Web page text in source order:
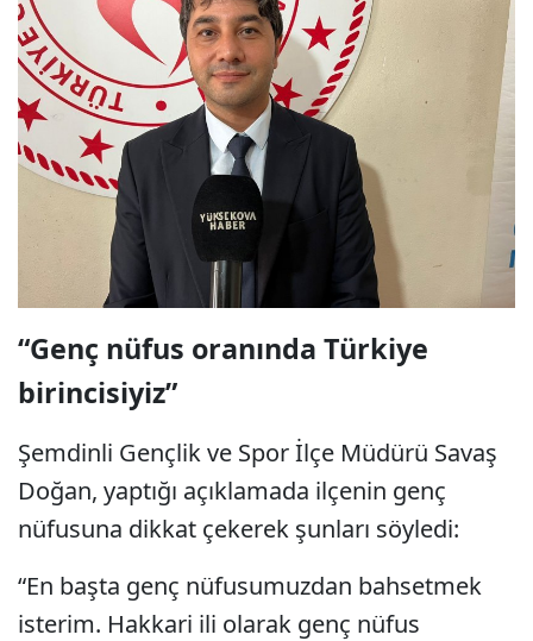
“Genç nüfus oranında Türkiye
birincisiyiz”
Şemdinli Gençlik ve Spor İlçe Müdürü Savaş
Doğan, yaptığı açıklamada ilçenin genç
nüfusuna dikkat çekerek şunları söyledi:
“En başta genç nüfusumuzdan bahsetmek
isterim. Hakkari ili olarak genç nüfus